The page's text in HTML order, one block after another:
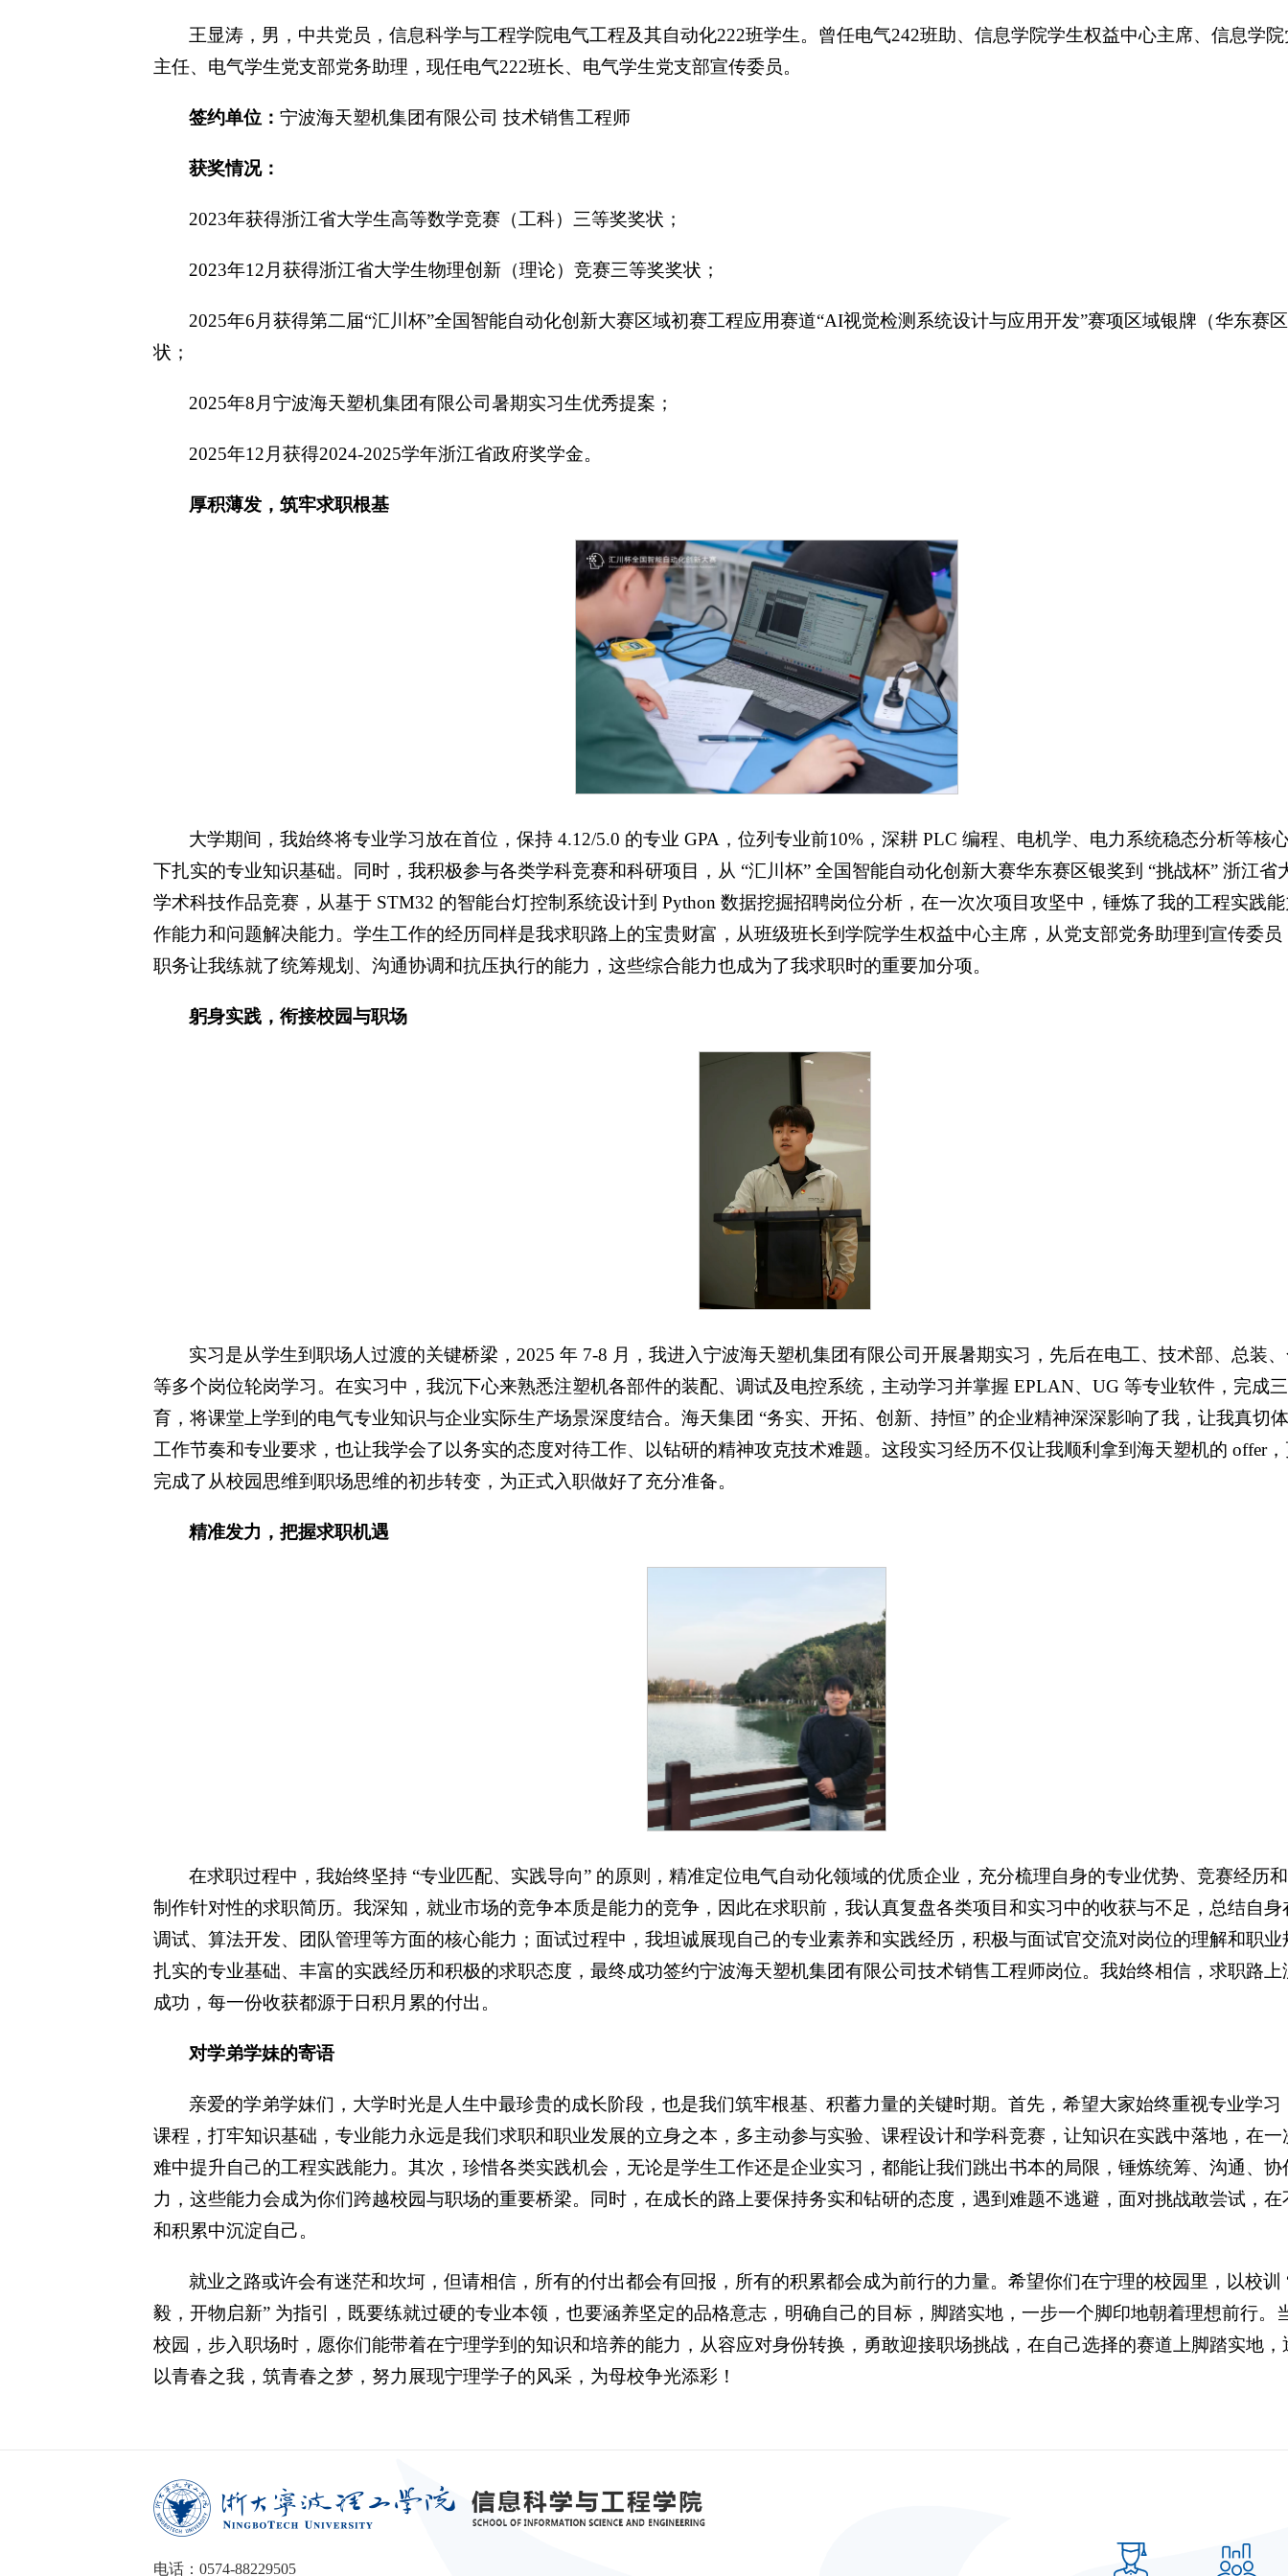
王显涛，男，中共党员，信息科学与工程学院电气工程及其自动化222班学生。曾任电气242班助、信息学院学生权益中心主席、信息学
主任、电气学生党支部党务助理，现任电气222班长、电气学生党支部宣传委员。
签约单位：宁波海天塑机集团有限公司 技术销售工程师
获奖情况：
2023年获得浙江省大学生高等数学竞赛（工科）三等奖奖状；
2023年12月获得浙江省大学生物理创新（理论）竞赛三等奖奖状；
2025年6月获得第二届“汇川杯”全国智能自动化创新大赛区域初赛工程应用赛道“AI视觉检测系统设计与应用开发”赛项区域银牌（华东赛
状；
2025年8月宁波海天塑机集团有限公司暑期实习生优秀提案；
2025年12月获得2024-2025学年浙江省政府奖学金。
厚积薄发，筑牢求职根基
大学期间，我始终将专业学习放在首位，保持 4.12/5.0 的专业 GPA，位列专业前10%，深耕 PLC 编程、电机学、电力系统稳态分析等核
下扎实的专业知识基础。同时，我积极参与各类学科竞赛和科研项目，从 “汇川杯” 全国智能自动化创新大赛华东赛区银奖到 “挑战杯” 浙江省
学术科技作品竞赛，从基于 STM32 的智能台灯控制系统设计到 Python 数据挖掘招聘岗位分析，在一次次项目攻坚中，锤炼了我的工程实践
作能力和问题解决能力。学生工作的经历同样是我求职路上的宝贵财富，从班级班长到学院学生权益中心主席，从党支部党务助理到宣传委员
职务让我练就了统筹规划、沟通协调和抗压执行的能力，这些综合能力也成为了我求职时的重要加分项。
躬身实践，衔接校园与职场
实习是从学生到职场人过渡的关键桥梁，2025 年 7-8 月，我进入宁波海天塑机集团有限公司开展暑期实习，先后在电工、技术部、总装
等多个岗位轮岗学习。在实习中，我沉下心来熟悉注塑机各部件的装配、调试及电控系统，主动学习并掌握 EPLAN、UG 等专业软件，完成
育，将课堂上学到的电气专业知识与企业实际生产场景深度结合。海天集团 “务实、开拓、创新、持恒” 的企业精神深深影响了我，让我真切
工作节奏和专业要求，也让我学会了以务实的态度对待工作、以钻研的精神攻克技术难题。这段实习经历不仅让我顺利拿到海天塑机的 offer
完成了从校园思维到职场思维的初步转变，为正式入职做好了充分准备。
精准发力，把握求职机遇
在求职过程中，我始终坚持 “专业匹配、实践导向” 的原则，精准定位电气自动化领域的优质企业，充分梳理自身的专业优势、竞赛经历
制作针对性的求职简历。我深知，就业市场的竞争本质是能力的竞争，因此在求职前，我认真复盘各类项目和实习中的收获与不足，总结自身
调试、算法开发、团队管理等方面的核心能力；面试过程中，我坦诚展现自己的专业素养和实践经历，积极与面试官交流对岗位的理解和职业
扎实的专业基础、丰富的实践经历和积极的求职态度，最终成功签约宁波海天塑机集团有限公司技术销售工程师岗位。我始终相信，求职路上
成功，每一份收获都源于日积月累的付出。
对学弟学妹的寄语
亲爱的学弟学妹们，大学时光是人生中最珍贵的成长阶段，也是我们筑牢根基、积蓄力量的关键时期。首先，希望大家始终重视专业学习
课程，打牢知识基础，专业能力永远是我们求职和职业发展的立身之本，多主动参与实验、课程设计和学科竞赛，让知识在实践中落地，在一
难中提升自己的工程实践能力。其次，珍惜各类实践机会，无论是学生工作还是企业实习，都能让我们跳出书本的局限，锤炼统筹、沟通、协
力，这些能力会成为你们跨越校园与职场的重要桥梁。同时，在成长的路上要保持务实和钻研的态度，遇到难题不逃避，面对挑战敢尝试，在
和积累中沉淀自己。
就业之路或许会有迷茫和坎坷，但请相信，所有的付出都会有回报，所有的积累都会成为前行的力量。希望你们在宁理的校园里，以校训
毅，开物启新” 为指引，既要练就过硬的专业本领，也要涵养坚定的品格意志，明确自己的目标，脚踏实地，一步一个脚印地朝着理想前行。
校园，步入职场时，愿你们能带着在宁理学到的知识和培养的能力，从容应对身份转换，勇敢迎接职场挑战，在自己选择的赛道上脚踏实地，
以青春之我，筑青春之梦，努力展现宁理学子的风采，为母校争光添彩！
电话：0574-88229505